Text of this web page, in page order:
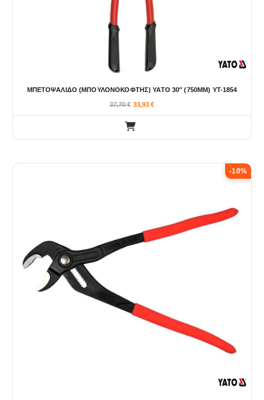
ΜΠΕΤΟΨΑΛΙΔΟ (ΜΠΟΥΛΟΝΟΚΟΦΤΗΣ) YATO 30″ (750ΜΜ) YT-1854
37,70€ 33,93€
-10%